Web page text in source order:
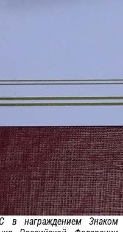
в награждением Знаком